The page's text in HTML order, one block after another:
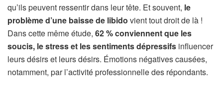
qu’ils peuvent ressentir dans leur tête. Et souvent, le
problème d’une baisse de libido vient tout droit de là !
Dans cette même étude, 62 % conviennent que les
soucis, le stress et les sentiments dépressifs influencer
leurs désirs et leurs désirs. Émotions négatives causées,
notamment, par l’activité professionnelle des répondants.